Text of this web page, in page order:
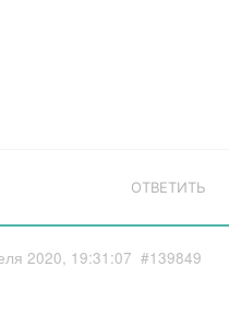
ОТВЕТИТЬ
2020, 19:31:07 #139849